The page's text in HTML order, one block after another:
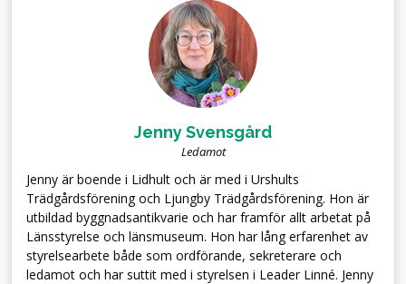
Jenny Svensgård
Ledamot
Jenny är boende i Lidhult och är med i Urshults
Trädgårdsförening och Ljungby Trädgårdsförening. Hon är
utbildad byggnadsantikvarie och har framför allt arbetat på
Länsstyrelse och länsmuseum. Hon har lång erfarenhet av
styrelsearbete både som ordförande, sekreterare och
ledamot och har suttit med i styrelsen i Leader Linné. Jenny